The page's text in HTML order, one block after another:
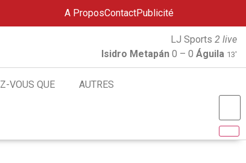
A ProposContactPublicité
LJ Sports 2 live
Isidro Metapán 0 – 0 Águila 13'
VOUS QUE AUTRES